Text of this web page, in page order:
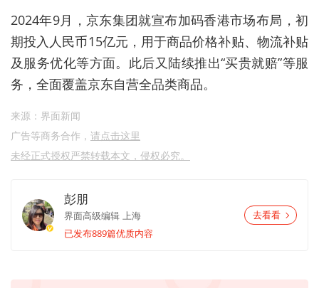
2024年9月，京东集团就宣布加码香港市场布局，初
期投入人民币15亿元，用于商品价格补贴、物流补贴
及服务优化等方面。此后又陆续推出“买贵就赔”等服
务，全面覆盖京东自营全品类商品。
来源：界面新闻
广告等商务合作， 请点击这里
未经正式授权严禁转载本文，侵权必究。
彭朋
界面高级编辑 上海
已发布889篇优质内容
去看看